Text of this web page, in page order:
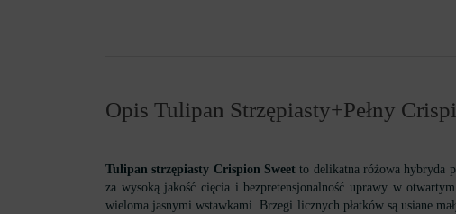
Opis Tulipan Strzępiasty+Pełny
Tulipan strzępiasty Crispion Sweet to delikatna różowa hybryda
za wysoką jakość cięcia i bezpretensjonalność uprawy w
wieloma jasnymi wstawkami. Brzegi licznych płatków są usiane